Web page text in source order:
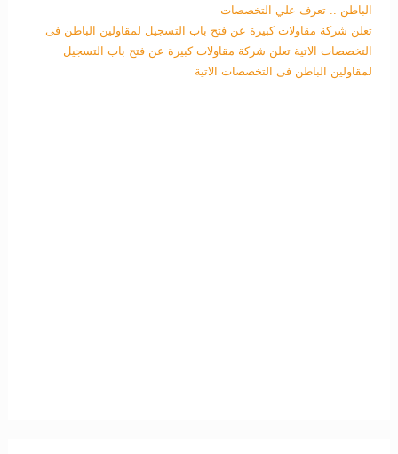
الباطن .. تعرف علي التخصصات
تعلن شركة مقاولات كبيرة عن فتح باب التسجيل لمقاولين الباطن فى
التخصصات الاتية تعلن شركة مقاولات كبيرة عن فتح باب التسجيل
لمقاولين الباطن فى التخصصات الاتية